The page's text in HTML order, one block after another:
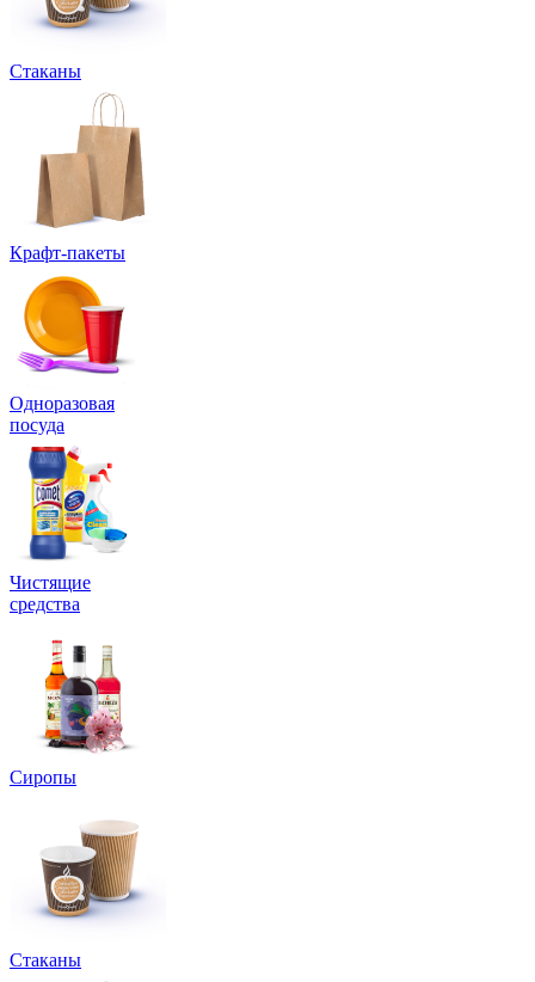
Стаканы
Крафт-пакеты
Одноразовая
посуда
Чистящие
средства
Сиропы
Стаканы